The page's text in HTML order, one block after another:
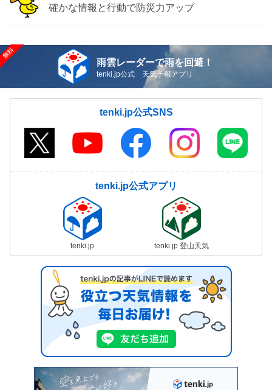
確かな情報と行動で防災力アップ
雨雲レーダーで雨を回避！
tenki.jp公式 天気予報アプリ
tenki.jp公式SNS
tenki.jp公式アプリ
tenki.jp tenki.jp 登山天気